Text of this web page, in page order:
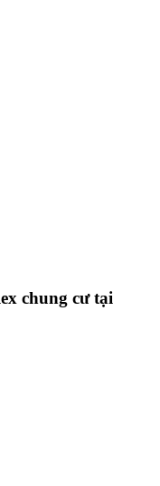
chung cư tại